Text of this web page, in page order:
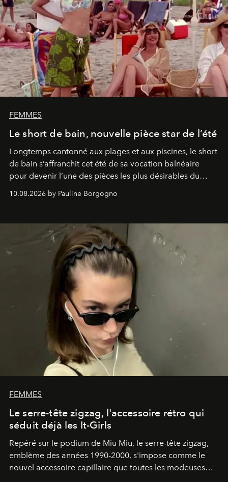
FEMMES
Le short de bain, nouvelle pièce star de l’été
Longtemps cantonné aux plages et aux piscines, le short
de bain s’affranchit cet été de sa vocation balnéaire
pour devenir l’une des pièces les plus désirables du
10.08.2026 by Pauline Borgogno
FEMMES
Le serre-tête zigzag, l'accessoire rétro qui
séduit déjà les It-Girls
Repéré sur le podium de Miu Miu, le serre-tête zigzag,
emblème des années 1990-2000, s'impose comme le
nouvel accessoire capillaire que toutes les modeuses